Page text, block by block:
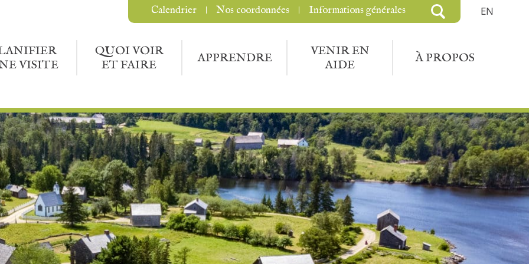
EN
VISITE
QUOI VOIR
ET FAIRE
APPRENDRE
VENIR EN
AIDE
À PROPOS
Calendrier Nos coordonnées Informations générales